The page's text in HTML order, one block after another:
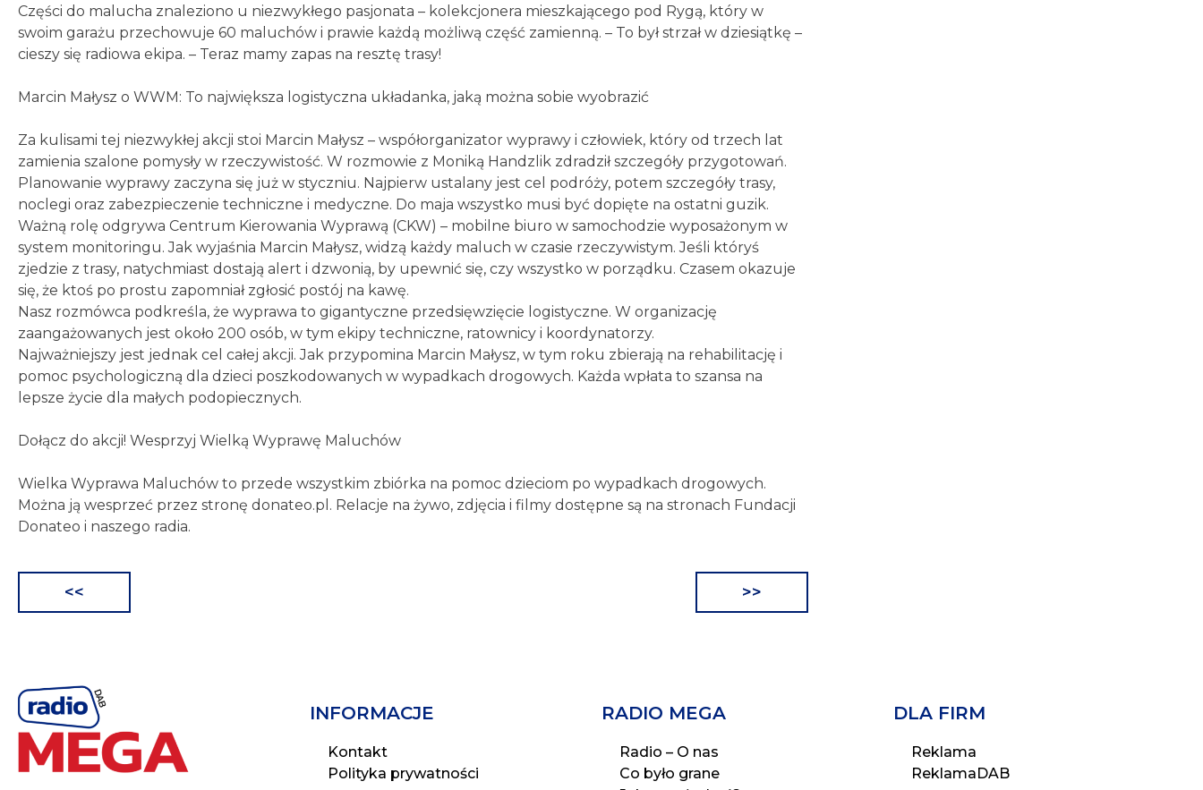
Części do malucha znaleziono u niezwykłego pasjonata – kolekcjonera mieszkającego pod Rygą, który w
swoim garażu przechowuje 60 maluchów i prawie każdą możliwą część zamienną. – To był strzał w dziesiątkę –
cieszy się radiowa ekipa. – Teraz mamy zapas na resztę trasy!
Marcin Małysz o WWM: To największa logistyczna układanka, jaką można sobie wyobrazić
Za kulisami tej niezwykłej akcji stoi Marcin Małysz – współorganizator wyprawy i człowiek, który od trzech lat
zamienia szalone pomysły w rzeczywistość. W rozmowie z Moniką Handzlik zdradził szczegóły przygotowań.
Planowanie wyprawy zaczyna się już w styczniu. Najpierw ustalany jest cel podróży, potem szczegóły trasy,
noclegi oraz zabezpieczenie techniczne i medyczne. Do maja wszystko musi być dopięte na ostatni guzik.
Ważną rolę odgrywa Centrum Kierowania Wyprawą (CKW) – mobilne biuro w samochodzie wyposażonym w
system monitoringu. Jak wyjaśnia Marcin Małysz, widzą każdy maluch w czasie rzeczywistym. Jeśli któryś
zjedzie z trasy, natychmiast dostają alert i dzwonią, by upewnić się, czy wszystko w porządku. Czasem okazuje
się, że ktoś po prostu zapomniał zgłosić postój na kawę.
Nasz rozmówca podkreśla, że wyprawa to gigantyczne przedsięwzięcie logistyczne. W organizację
zaangażowanych jest około 200 osób, w tym ekipy techniczne, ratownicy i koordynatorzy.
Najważniejszy jest jednak cel całej akcji. Jak przypomina Marcin Małysz, w tym roku zbierają na rehabilitację i
pomoc psychologiczną dla dzieci poszkodowanych w wypadkach drogowych. Każda wpłata to szansa na
lepsze życie dla małych podopiecznych.
Dołącz do akcji! Wesprzyj Wielką Wyprawę Maluchów
Wielka Wyprawa Maluchów to przede wszystkim zbiórka na pomoc dzieciom po wypadkach drogowych.
Można ją wesprzeć przez stronę donateo.pl. Relacje na żywo, zdjęcia i filmy dostępne są na stronach Fundacji
Donateo i naszego radia.
Nawigacja
<< >>
INFORMACJE
Kontakt
Polityka prywatności
RADIO MEGA
Radio – O nas
Co było grane
DLA FIRM
Reklama
ReklamaDAB